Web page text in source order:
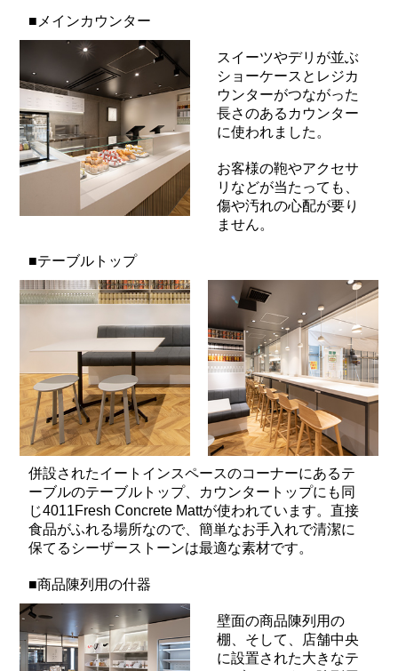
■メインカウンター
スイーツやデリが並ぶ
ショーケースとレジカ
ウンターがつながった
長さのあるカウンター
に使われました。
お客様の鞄やアクセサ
リなどが当たっても、
傷や汚れの心配が要り
ません。
■テーブルトップ
併設されたイートインスペースのコーナーにあるテ
ーブルのテーブルトップ、カウンタートップにも同
じ4011Fresh Concrete Mattが使われています。直接
食品がふれる場所なので、簡単なお手入れで清潔に
保てるシーザーストーンは最適な素材です。
■商品陳列用の什器
壁面の商品陳列用の
棚、そして、店舗中央
に設置された大きなテ